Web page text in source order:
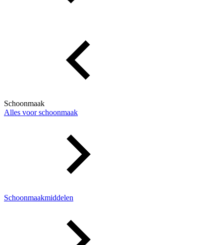
Schoonmaak
Alles voor schoonmaak
Schoonmaakmiddelen